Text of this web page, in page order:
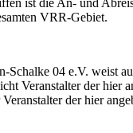
VRR-Gebiet.
Schalke 04 e.V. weist
Veranstalter der hier
der hier